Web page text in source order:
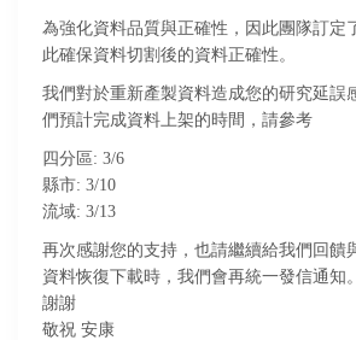
為強化資料品質與正確性，因此團隊訂定
此確保資料切割後的資料正確性。
我們對於重新產製資料造成您的研究延誤
們預計完成資料上架的時間，請參考
四分區: 3/6
縣市: 3/10
流域: 3/13
再次感謝您的支持，也請繼續給我們回饋
資料恢復下載時，我們會再統一發信通知。
謝謝
敬祝 安康